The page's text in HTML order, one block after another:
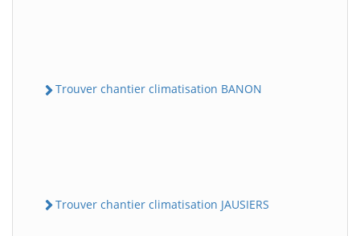
Trouver chantier climatisation BANON
Trouver chantier climatisation JAUSIERS